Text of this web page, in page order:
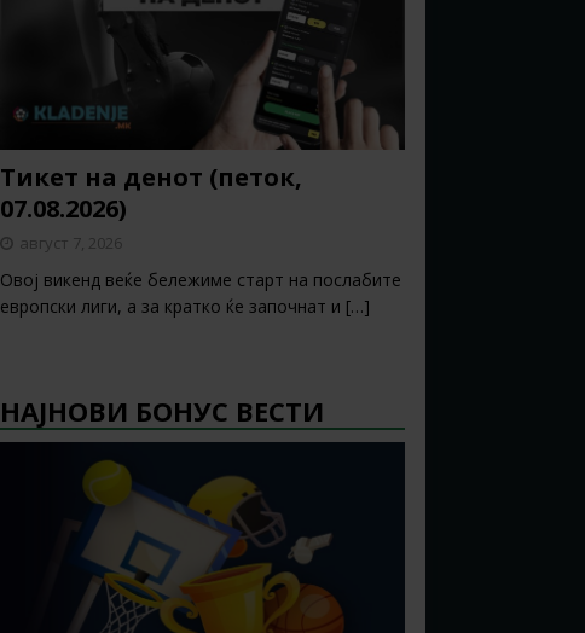
Тикет на денот (петок,
07.08.2026)
август 7, 2026
Овој викенд веќе бележиме старт на послабите
европски лиги, а за кратко ќе започнат и […]
НАЈНОВИ БОНУС ВЕСТИ